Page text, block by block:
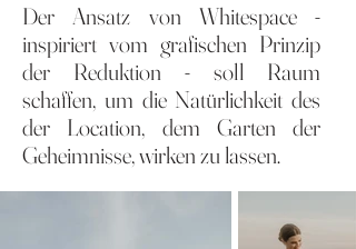
Der Ansatz von Whitespace -
inspiriert vom grafischen Prinzip
der Reduktion - soll Raum
schaffen, um die Natürlichkeit des
der Location, dem Garten der
Geheimnisse, wirken zu lassen.